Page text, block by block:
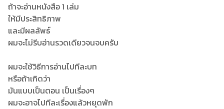
ถ้าจะอ่านหนังสือ 1 เล่ม
ให้มีประสิทธิภาพ
และมีผลลัพธ์
ผมจะไม่รีบอ่านรวดเดียวจนจบครับ
ผมจะใช้วิธีการอ่านไปทีละบท
หรือถ้าเกิดว่า
มันแบบเป็นตอน เป็นเรื่องๆ
ผมจะอาจไปทีละเรื่องแล้วหยุดพัก